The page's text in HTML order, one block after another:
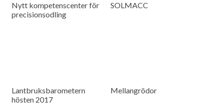
Nytt kompetenscenter för
precisionsodling
SOLMACC
Lantbruksbarometern
hösten 2017
Mellangrödor